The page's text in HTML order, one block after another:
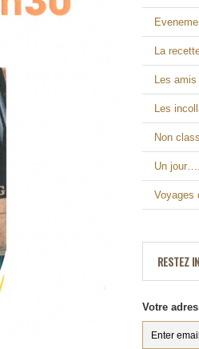
La
Les
Les
Non
Un
Voyages
RESTEZ
Votre